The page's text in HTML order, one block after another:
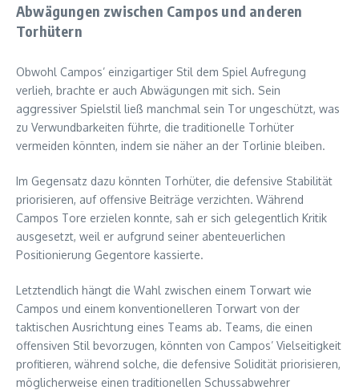
Abwägungen zwischen Campos und anderen
Torhütern
Obwohl Campos’ einzigartiger Stil dem Spiel Aufregung
verlieh, brachte er auch Abwägungen mit sich. Sein
aggressiver Spielstil ließ manchmal sein Tor ungeschützt, was
zu Verwundbarkeiten führte, die traditionelle Torhüter
vermeiden könnten, indem sie näher an der Torlinie bleiben.
Im Gegensatz dazu könnten Torhüter, die defensive Stabilität
priorisieren, auf offensive Beiträge verzichten. Während
Campos Tore erzielen konnte, sah er sich gelegentlich Kritik
ausgesetzt, weil er aufgrund seiner abenteuerlichen
Positionierung Gegentore kassierte.
Letztendlich hängt die Wahl zwischen einem Torwart wie
Campos und einem konventionelleren Torwart von der
taktischen Ausrichtung eines Teams ab. Teams, die einen
offensiven Stil bevorzugen, könnten von Campos’ Vielseitigkeit
profitieren, während solche, die defensive Solidität priorisieren,
möglicherweise einen traditionellen Schussabwehrer